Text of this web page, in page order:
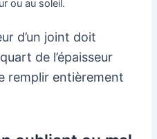
ou au soleil.
d’un joint doit
de l’épaisseur
remplir entièrement